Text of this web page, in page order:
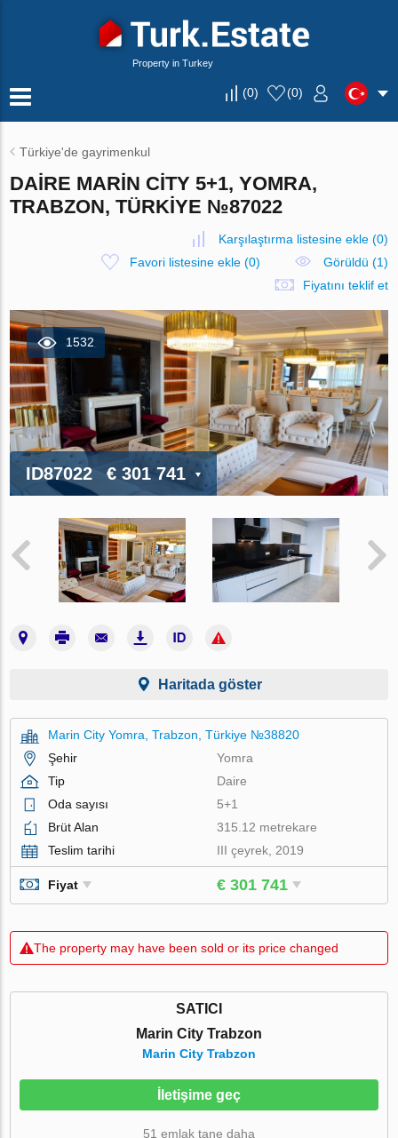
Property in Turkey
(0) (0)
Türkiye'de gayrimenkul
DAIRE MARIN CITY 5+1, YOMRA,
TRABZON, TÜRKIYE №87022
Karşılaştırma listesine ekle(0)
Favori listesine ekle(0)
Görüldü (1)
Fiyatını teklif et
1532
ID87022 € 301 741
Haritada göster
Marin City Yomra, Trabzon, Türkiye №38820
Şehir
Yomra
Tip
Daire
Oda sayısı
5+1
Brüt Alan
315.12 metrekare
Teslim tarihi
III çeyrek, 2019
Fiyat € 301 741
The property may have been sold or its price changed
SATICI
Marin City Trabzon
Marin City Trabzon
İletişime geç
51 emlak tane daha